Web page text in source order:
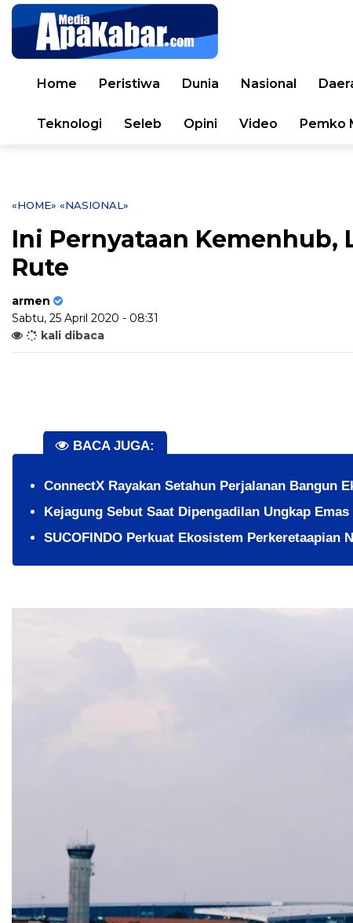
Home Peristiwa Dunia Nasional
Teknologi Seleb Opini Video Pemko
«HOME» «NASIONAL»
Ini Pernyataan Kemenhub,
Rute
armen
Sabtu, 25 April 2020 - 08:31
kali dibaca
BACA JUGA:
ConnectX Rayakan Setahun Perjalanan Bangun
Kejagung Sebut Saat Dipengadilan Ungkap
SUCOFINDO Perkuat Ekosistem Perkeretaapian